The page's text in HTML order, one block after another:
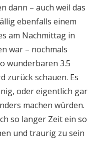
dann – auch weil das
ebenfalls einem
am Nachmittag in
war – nochmals
wunderbaren 3.5
zurück schauen. Es
oder eigentlich gar
machen würden.
so langer Zeit ein so
und traurig zu sein